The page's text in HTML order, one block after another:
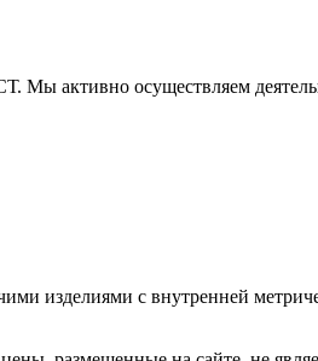
активно осуществляем
изделиями с внутренней